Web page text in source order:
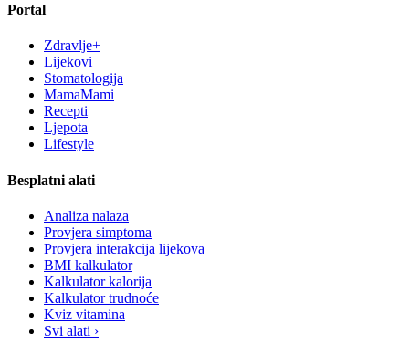
Portal
Zdravlje+
Lijekovi
Stomatologija
MamaMami
Recepti
Ljepota
Lifestyle
Besplatni alati
Analiza nalaza
Provjera simptoma
Provjera interakcija lijekova
BMI kalkulator
Kalkulator kalorija
Kalkulator trudnoće
Kviz vitamina
Svi alati ›